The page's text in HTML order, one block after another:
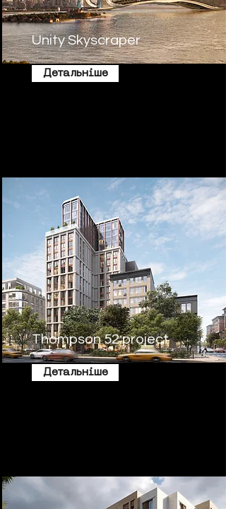
Unity Skyscraper
Детальніше
Thompson 52 project
Детальніше